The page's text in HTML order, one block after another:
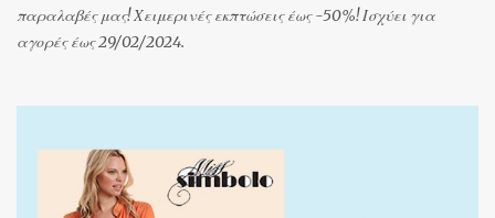
παραλαβές μας! Χειμερινές εκπτώσεις έως -50%! Ισχύει για
αγορές έως 29/02/2024.